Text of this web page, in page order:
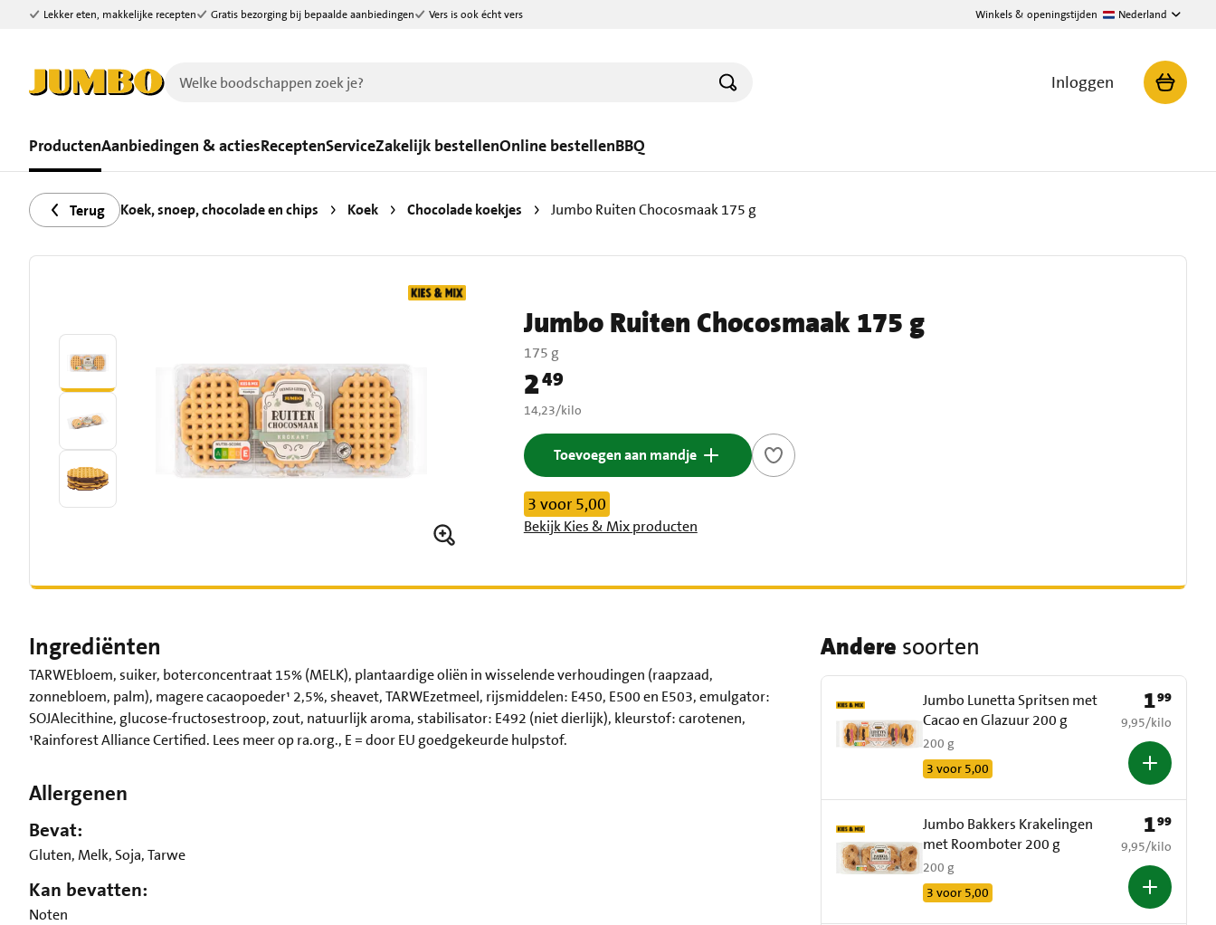
Ga naar zoeken
Ga naar hoofdinhoud
Lekker eten, makkelijke recepten Gratis bezorging bij bepaalde aanbiedingen Vers is ook écht vers Winkels & openingstijden Nederland
Inloggen
ProductenAanbiedingen & actiesReceptenServiceZakelijk bestellenOnline bestellenBBQ
Terug Koek, snoep, chocolade en chips Koek Chocolade koekjes Jumbo Ruiten Chocosmaak 175 g
Jumbo Ruiten Chocosmaak 175 g
175 g
Prijs: € 2,49
249
€ 14,23 per kilo
14,23/kilo
Toevoegen aan mandje
3 voor 5,00
Bekijk Kies & Mix producten
Ingrediënten
TARWEbloem, suiker, boterconcentraat 15% (MELK), plantaardige oliën in wisselende verhoudingen (raapzaad,
zonnebloem, palm), magere cacaopoeder¹ 2,5%, sheavet, TARWEzetmeel, rijsmiddelen: E450, E500 en E503, emulgator:
SOJAlecithine, glucose-fructosestroop, zout, natuurlijk aroma, stabilisator: E492 (niet dierlijk), kleurstof: carotenen,
¹Rainforest Alliance Certified. Lees meer op ra.org., E = door EU goedgekeurde hulpstof.
Allergenen
Bevat:
Gluten, Melk, Soja, Tarwe
Kan bevatten:
Noten
Andere soorten
Jumbo Lunetta Spritsen met
Cacao en Glazuur 200 g
200 g
3 voor 5,00
Prijs: € 1,99
199
€ 9,95 per kilo
9,95/kilo
Jumbo Bakkers Krakelingen
met Roomboter 200 g
200 g
3 voor 5,00
Prijs: € 1,99
199
€ 9,95 per kilo
9,95/kilo